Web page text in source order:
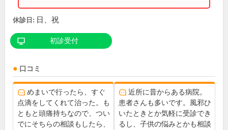
休診日: 日、祝
初診受付
口コミ
めまいで行ったら、すぐ
点滴をしてくれて治った。も
ともと頭痛持ちなので、つい
でにそちらの相談もしたら、
近所に昔からある病院。
患者さんも多いです。風邪ひ
いたときとか気軽に受診でき
るし、子供の悩みとかも相談